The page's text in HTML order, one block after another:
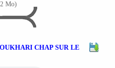
Mo)
CHAP SUR LE